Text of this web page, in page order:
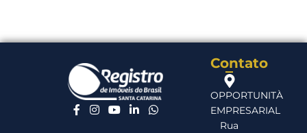
Contato
OPPORTUNITÀ
EMPRESARIAL
Rua